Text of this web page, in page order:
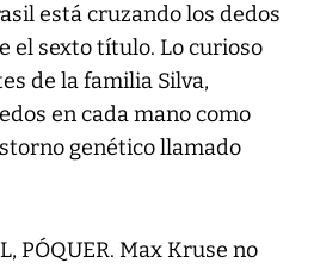
está cruzando los dedos
el sexto título. Lo curioso
de la familia Silva,
en cada mano como
genético llamado
PÓQUER. Max Kruse no